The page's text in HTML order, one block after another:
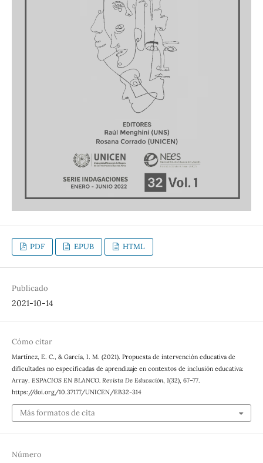
PDF EPUB HTML
Publicado
2021-10-14
Cómo citar
Martínez, E. C., & García, I. M. (2021). Propuesta de intervención educativa de
dificultades no especificadas de aprendizaje en contextos de inclusión educativa:
Array. ESPACIOS EN BLANCO. Revista De Educación, 1(32), 67–77.
https://doi.org/10.37177/UNICEN/EB32-314
Más formatos de cita
Número